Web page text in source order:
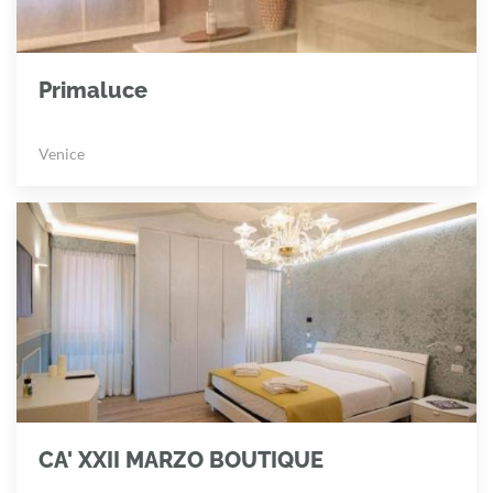
Primaluce
Venice
CA' XXII MARZO BOUTIQUE